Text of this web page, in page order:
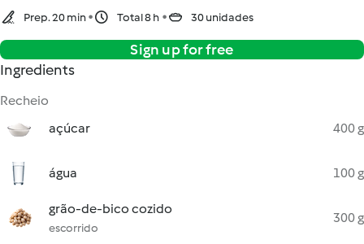
Prep. 20 min Total 8 h 30 unidades
Sign up for free
Ingredients
Recheio
açúcar
400 g
água 100 g
grão-de-bico cozido
escorrido
300 g